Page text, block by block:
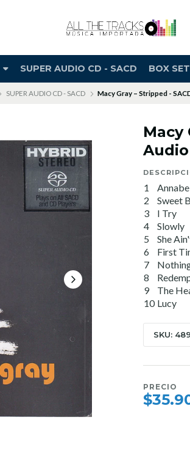
SUPER AUDIO CD - SACD BOX SET
SUPER AUDIO CD - SACD Macy Gray – Stripped -
Macy
1
2
Sweet
3
I Try
4
Slowly
5
She
6
First
7
8
9
The
10 Lucy
SKU:
PRECIO